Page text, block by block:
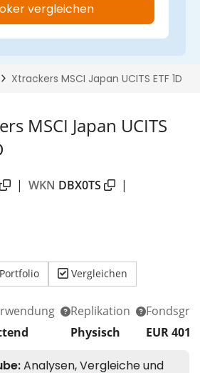
MSCI Japan UCITS
| WKN DBX0TS
|
Portfolio Vergleichen
Replikation
Physisch
EUR 401